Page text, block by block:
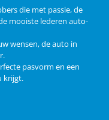
die met passie, de
mooiste lederen auto-
wensen, de auto in
pasvorm en een
krijgt.